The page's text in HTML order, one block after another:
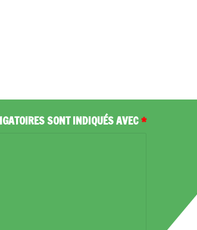
SONT INDIQUÉS AVEC*